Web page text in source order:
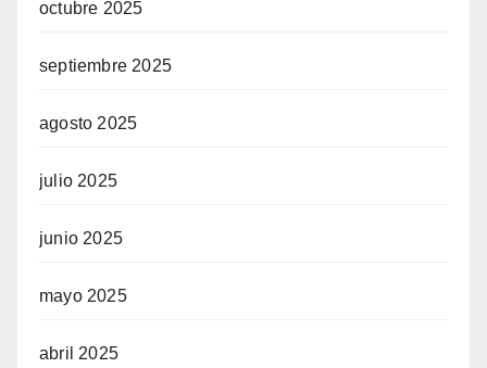
octubre 2025
septiembre 2025
agosto 2025
julio 2025
junio 2025
mayo 2025
abril 2025